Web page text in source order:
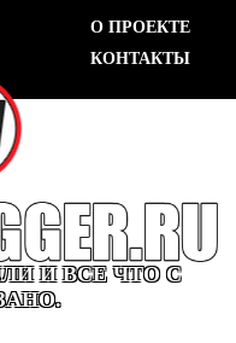
О ПРОЕКТЕ
КОНТАКТЫ
И ВСЕ ЧТО С